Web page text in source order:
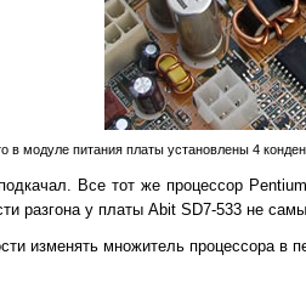
в модуле питания платы установлены 4
Все тот же процессор
разгона у платы Abit SD7-533 не
изменять множитель процессора в